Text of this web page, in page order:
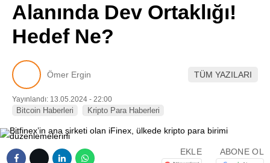
Pinterest
Alanında Dev Ortaklığı!
Hedef Ne?
Ömer Ergin TÜM YAZILARI
Yayınlandı: 13.05.2024 - 22:00
Bitcoin Haberleri Kripto Para Haberleri
EKLE ABONE OL